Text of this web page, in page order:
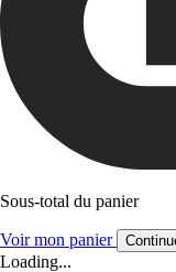
Sous-total du panier
Voir mon panier
Loading...